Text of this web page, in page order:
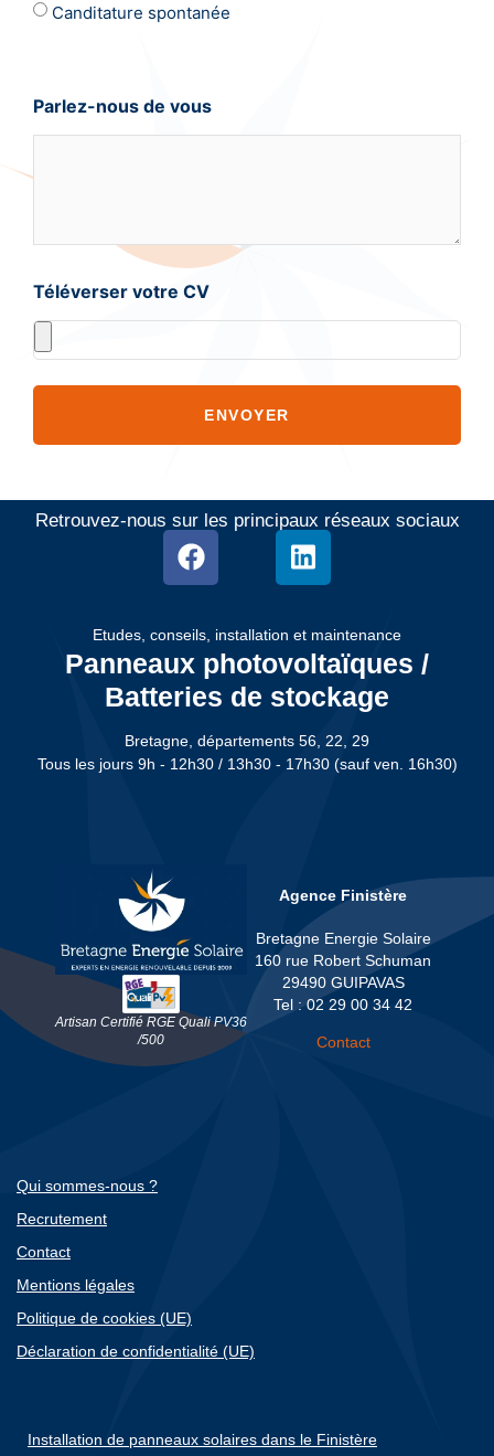
Canditature spontanée
Parlez-nous de vous
Téléverser votre CV
ENVOYER
Retrouvez-nous sur les principaux réseaux sociaux
Etudes, conseils, installation et maintenance
Panneaux photovoltaïques /
Batteries de stockage
Bretagne, départements 56, 22, 29
Tous les jours 9h - 12h30 / 13h30 - 17h30 (sauf ven. 16h30)
Artisan Certifié RGE Quali PV36
/500
Agence Finistère
Bretagne Energie Solaire
160 rue Robert Schuman
29490 GUIPAVAS
Tel : 02 29 00 34 42
Contact
Qui sommes-nous ?
Recrutement
Contact
Mentions légales
Politique de cookies (UE)
Déclaration de confidentialité (UE)
Installation de panneaux solaires dans le Finistère